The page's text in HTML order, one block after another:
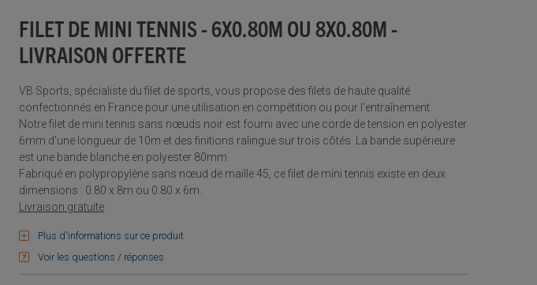
FILET DE MINI TENNIS - 6X0.80M OU 8X0.80M -
LIVRAISON OFFERTE
VB Sports, spécialiste du filet de sports, vous propose des filets de haute qualité
confectionnés en France pour une utilisation en compétition ou pour l'entraînement.
Notre filet de mini tennis sans nœuds noir est fourni avec une corde de tension en polyester
6mm d'une longueur de 10m et des finitions ralingue sur trois côtés. La bande supérieure
est une bande blanche en polyester 80mm
Fabriqué en polypropylène sans nœud de maille 45, ce filet de mini tennis existe en deux
dimensions : 0.80 x 8m ou 0.80 x 6m.
Livraison gratuite
Plus d'informations sur ce produit
Voir les questions / réponses